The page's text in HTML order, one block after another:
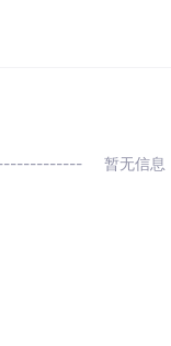
暂无信息